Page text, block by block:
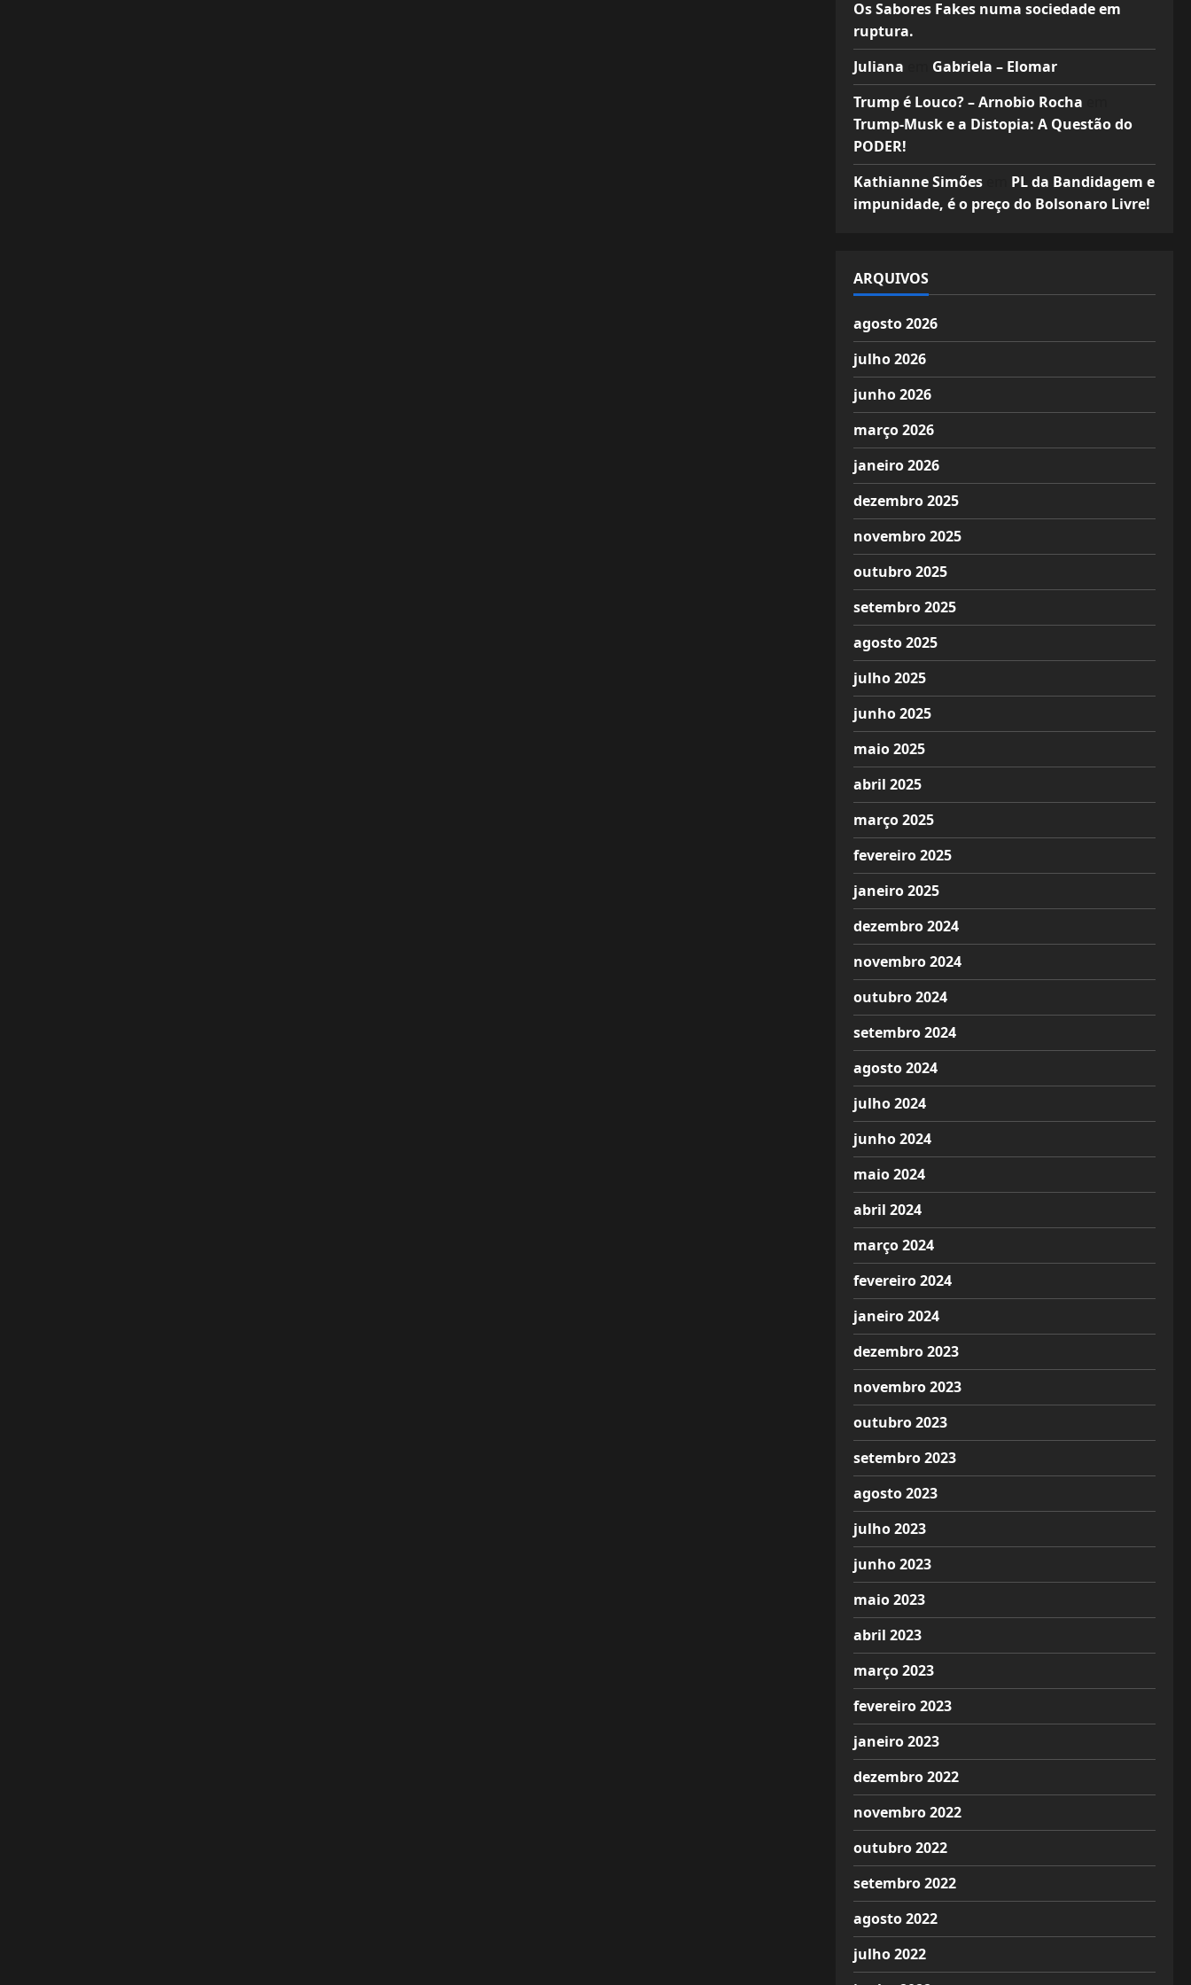
Os Sabores Fakes numa sociedade em
ruptura.
Juliana
Gabriela – Elomar
Trump é Louco? – Arnobio Rocha
Trump-Musk e a Distopia: A Questão do
PODER!
Kathianne Simõesem PL da Bandidagem e
impunidade, é o preço do Bolsonaro Livre!
ARQUIVOS
agosto 2026
julho 2026
junho 2026
março 2026
janeiro 2026
dezembro 2025
novembro 2025
outubro 2025
setembro 2025
agosto 2025
julho 2025
junho 2025
maio 2025
abril 2025
março 2025
fevereiro 2025
janeiro 2025
dezembro 2024
novembro 2024
outubro 2024
setembro 2024
agosto 2024
julho 2024
junho 2024
maio 2024
abril 2024
março 2024
fevereiro 2024
janeiro 2024
dezembro 2023
novembro 2023
outubro 2023
setembro 2023
agosto 2023
julho 2023
junho 2023
maio 2023
abril 2023
março 2023
fevereiro 2023
janeiro 2023
dezembro 2022
novembro 2022
outubro 2022
setembro 2022
agosto 2022
julho 2022